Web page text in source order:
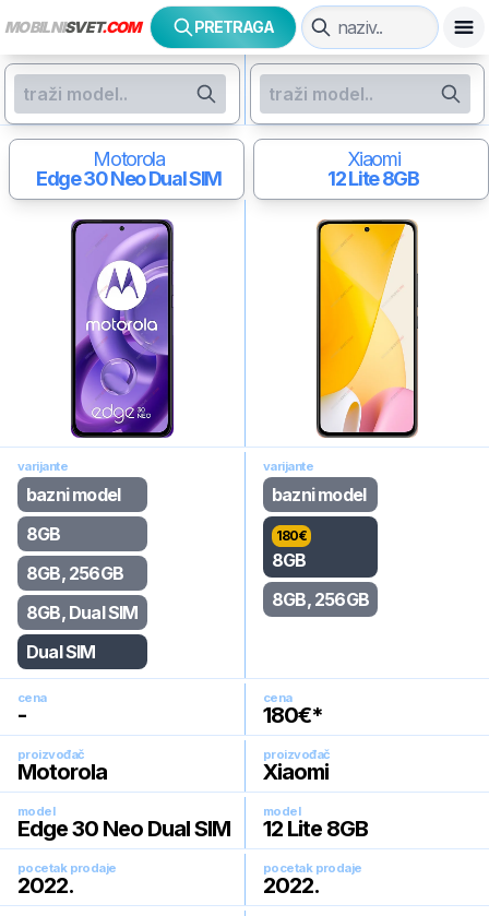
MOBILNISVET.COM PRETRAGA
Motorola
Edge 30 NeoDual SIM
Xiaomi
12 Lite8GB
varijante
bazni model
8GB
8GB, 256GB
8GB, Dual SIM
Dual SIM
varijante
bazni model
180€
8GB
8GB, 256GB
cena
-
cena
180€*
proizvođač
Motorola
proizvođač
Xiaomi
model
Edge 30 Neo Dual SIM
model
12 Lite 8GB
pocetak prodaje
2022.
pocetak prodaje
2022.